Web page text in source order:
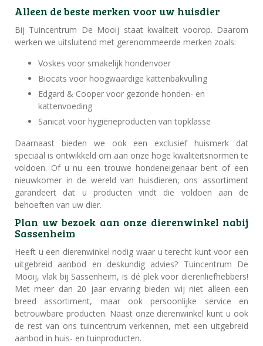
Alleen de beste merken voor uw huisdier
Bij Tuincentrum De Mooij staat kwaliteit voorop. Daarom
werken we uitsluitend met gerenommeerde merken zoals:
Voskes voor smakelijk hondenvoer
Biocats voor hoogwaardige kattenbakvulling
Edgard & Cooper voor gezonde honden- en
kattenvoeding
Sanicat voor hygiëneproducten van topklasse
Daarnaast bieden we ook een exclusief huismerk dat
speciaal is ontwikkeld om aan onze hoge kwaliteitsnormen te
voldoen. Of u nu een trouwe hondeneigenaar bent of een
nieuwkomer in de wereld van huisdieren, ons assortiment
garandeert dat u producten vindt die voldoen aan de
behoeften van uw dier.
Plan uw bezoek aan onze dierenwinkel nabij
Sassenheim
Heeft u een dierenwinkel nodig waar u terecht kunt voor een
uitgebreid aanbod en deskundig advies? Tuincentrum De
Mooij, vlak bij Sassenheim, is dé plek voor dierenliefhebbers!
Met meer dan 20 jaar ervaring bieden wij niet alleen een
breed assortiment, maar ook persoonlijke service en
betrouwbare producten. Naast onze dierenwinkel kunt u ook
de rest van ons tuincentrum verkennen, met een uitgebreid
aanbod in huis- en tuinproducten.